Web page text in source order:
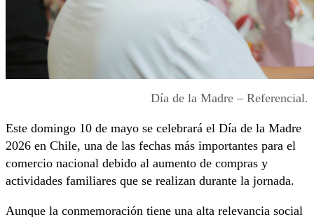
Día de la Madre – Referencial.
Este domingo 10 de mayo se celebrará el Día de la Madre
2026 en Chile, una de las fechas más importantes para el
comercio nacional debido al aumento de compras y
actividades familiares que se realizan durante la jornada.
Aunque la conmemoración tiene una alta relevancia social